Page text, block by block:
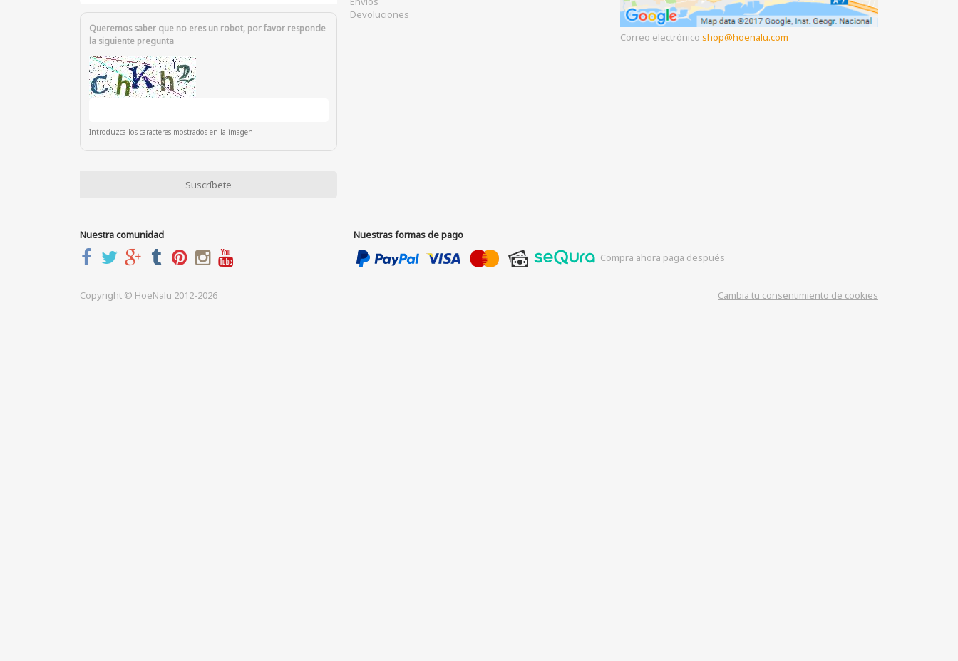
Queremos saber que no eres un robot, por favor responde
la siguiente pregunta
Introduzca los caracteres mostrados en la imagen.
Devoluciones
Correo electrónicoshop hoenalu.com
Nuestra comunidad
Nuestras formas de pago
Compra ahora paga después
Copyright © HoeNalu 2012-2026 Cambia tu consentimiento de cookies